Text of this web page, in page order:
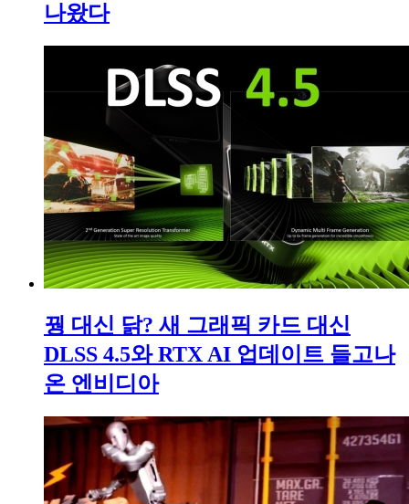
나왔다
꿩 대신 닭? 새 그래픽 카드 대신
DLSS 4.5와 RTX AI 업데이트 들고나
온 엔비디아